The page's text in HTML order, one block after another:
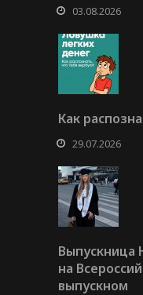
03.08.2026
Как
29.07.2026
Выпускница
на
выпускном